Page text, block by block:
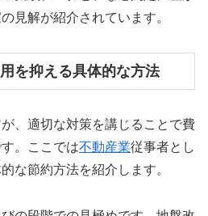
見解が紹介されています。
を抑える具体的な方法
、適切な対策を講じることで費
。ここでは不動産業従事者とし
な節約方法を紹介します。